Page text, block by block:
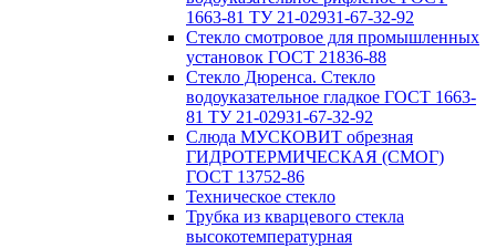
1663-81 ТУ 21-02931-67-32-92
Стекло смотровое для промышленных
установок ГОСТ 21836-88
Стекло Дюренса. Стекло
водоуказательное гладкое ГОСТ 1663-
81 ТУ 21-02931-67-32-92
Слюда МУСКОВИТ обрезная
ГИДРОТЕРМИЧЕСКАЯ (СМОГ)
ГОСТ 13752-86
Техническое стекло
Трубка из кварцевого стекла
высокотемпературная